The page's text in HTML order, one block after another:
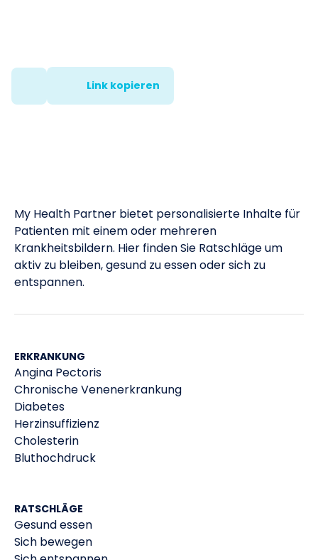
Link kopieren
My Health Partner bietet personalisierte Inhalte für
Patienten mit einem oder mehreren
Krankheitsbildern. Hier finden Sie Ratschläge um
aktiv zu bleiben, gesund zu essen oder sich zu
entspannen.
ERKRANKUNG
Angina Pectoris
Chronische Venenerkrankung
Diabetes
Herzinsuffizienz
Cholesterin
Bluthochdruck
RATSCHLÄGE
Gesund essen
Sich bewegen